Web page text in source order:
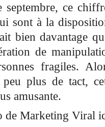
septembre, ce
sont à la
bien davantage
de
fragiles.
plus de tact,
amusante.
de Marketing Viral